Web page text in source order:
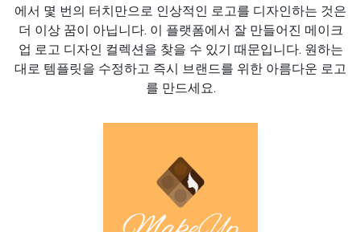
에서 몇 번의 터치만으로 인상적인 로고를 디자인하는 것은
더 이상 꿈이 아닙니다. 이 플랫폼에서 잘 만들어진 메이크
업 로고 디자인 컬렉션을 찾을 수 있기 때문입니다. 원하는
대로 템플릿을 수정하고 즉시 브랜드를 위한 아름다운 로고
를 만드세요.